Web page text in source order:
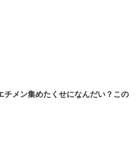
メン集めたくせになんだい？この